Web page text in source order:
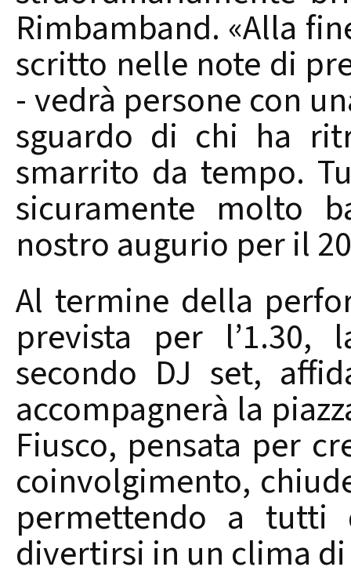
Rimbamband. «Alla
scritto nelle note di
- vedrà persone con
sguardo di chi ha
smarrito da tempo.
sicuramente molto
nostro augurio per il
Al termine della
prevista per
secondo DJ set,
accompagnerà la
Fiusco, pensata per
coinvolgimento,
permettendo a
divertirsi in un clima